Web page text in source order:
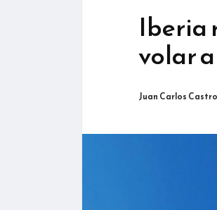
Iberia
volar
Juan Carlos Castro